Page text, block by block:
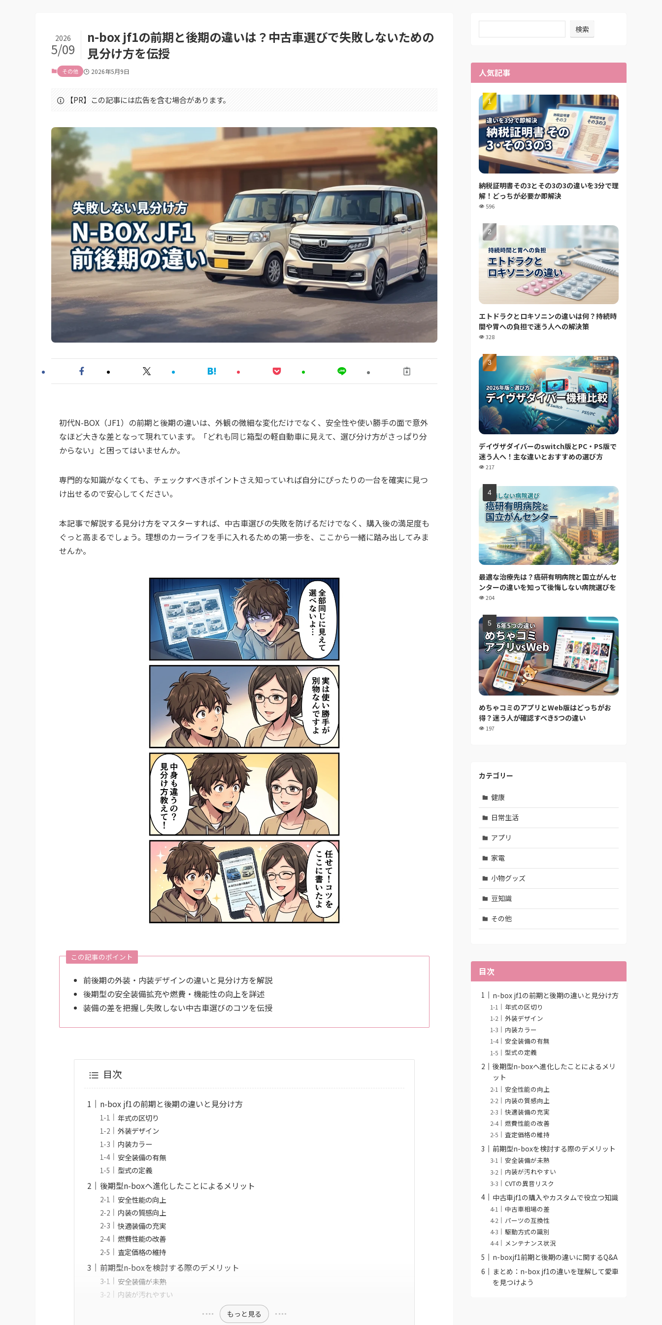
n-box jf1の前期と後期の違いは？中古車選びで失敗しないための
見分け方を伝授
2026
5/09
その他 2026年5月9日
【PR】この記事には広告を含む場合があります。
初代N-BOX（JF1）の前期と後期の違いは、外観の微細な変化だけでなく、安全性や使い勝手の面で意外
なほど大きな差となって現れています。「どれも同じ箱型の軽自動車に見えて、選び分け方がさっぱり分
からない」と困ってはいませんか。
専門的な知識がなくても、チェックすべきポイントさえ知っていれば自分にぴったりの一台を確実に見つ
け出せるので安心してください。
本記事で解説する見分け方をマスターすれば、中古車選びの失敗を防げるだけでなく、購入後の満足度も
ぐっと高まるでしょう。理想のカーライフを手に入れるための第一歩を、ここから一緒に踏み出してみま
せんか。
この記事のポイント
前後期の外装・内装デザインの違いと見分け方を解説
後期型の安全装備拡充や燃費・機能性の向上を詳述
装備の差を把握し失敗しない中古車選びのコツを伝授
目次
n-box jf1の前期と後期の違いと見分け方
年式の区切り
外装デザイン
内装カラー
安全装備の有無
型式の定義
後期型n-boxへ進化したことによるメリット
安全性能の向上
内装の質感向上
快適装備の充実
燃費性能の改善
査定価格の維持
前期型n-boxを検討する際のデメリット
安全装備が未熟
内装が汚れやすい
もっと見る
検索
人気記事
納税証明書その3とその3の3の違いを3分で理
解！どっちが必要か即解決
596
エトドラクとロキソニンの違いは何？持続時
間や胃への負担で迷う人への解決策
328
デイヴザダイバーのswitch版とPC・PS版で
迷う人へ！主な違いとおすすめの選び方
217
最適な治療先は？癌研有明病院と国立がんセ
ンターの違いを知って後悔しない病院選びを
204
めちゃコミのアプリとWeb版はどっちがお
得？迷う人が確認すべき5つの違い
197
カテゴリー
健康
日常生活
アプリ
家電
小物グッズ
豆知識
その他
目次
n-box jf1の前期と後期の違いと見分け方
年式の区切り
外装デザイン
内装カラー
安全装備の有無
型式の定義
後期型n-boxへ進化したことによるメリ
ット
安全性能の向上
内装の質感向上
快適装備の充実
燃費性能の改善
査定価格の維持
前期型n-boxを検討する際のデメリット
安全装備が未熟
内装が汚れやすい
CVTの異音リスク
中古車jf1の購入やカスタムで役立つ知識
中古車相場の差
パーツの互換性
駆動方式の識別
メンテナンス状況
n-boxjf1前期と後期の違いに関するQ&A
まとめ：n-box jf1の違いを理解して愛車
を見つけよう